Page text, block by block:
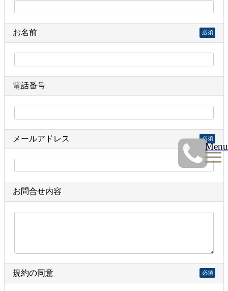
Menu
お名前 必須
電話番号
メールアドレス 必須
お問合せ内容
規約の同意 必須